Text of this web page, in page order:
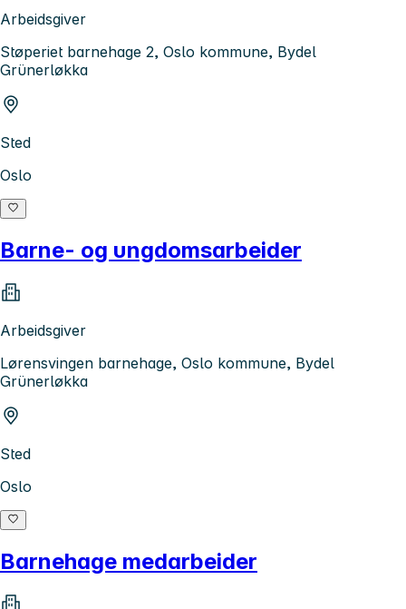
Arbeidsgiver
Støperiet barnehage 2, Oslo kommune, Bydel
Grünerløkka
Sted
Oslo
Barne- og ungdomsarbeider
Arbeidsgiver
Lørensvingen barnehage, Oslo kommune, Bydel
Grünerløkka
Sted
Oslo
Barnehage medarbeider